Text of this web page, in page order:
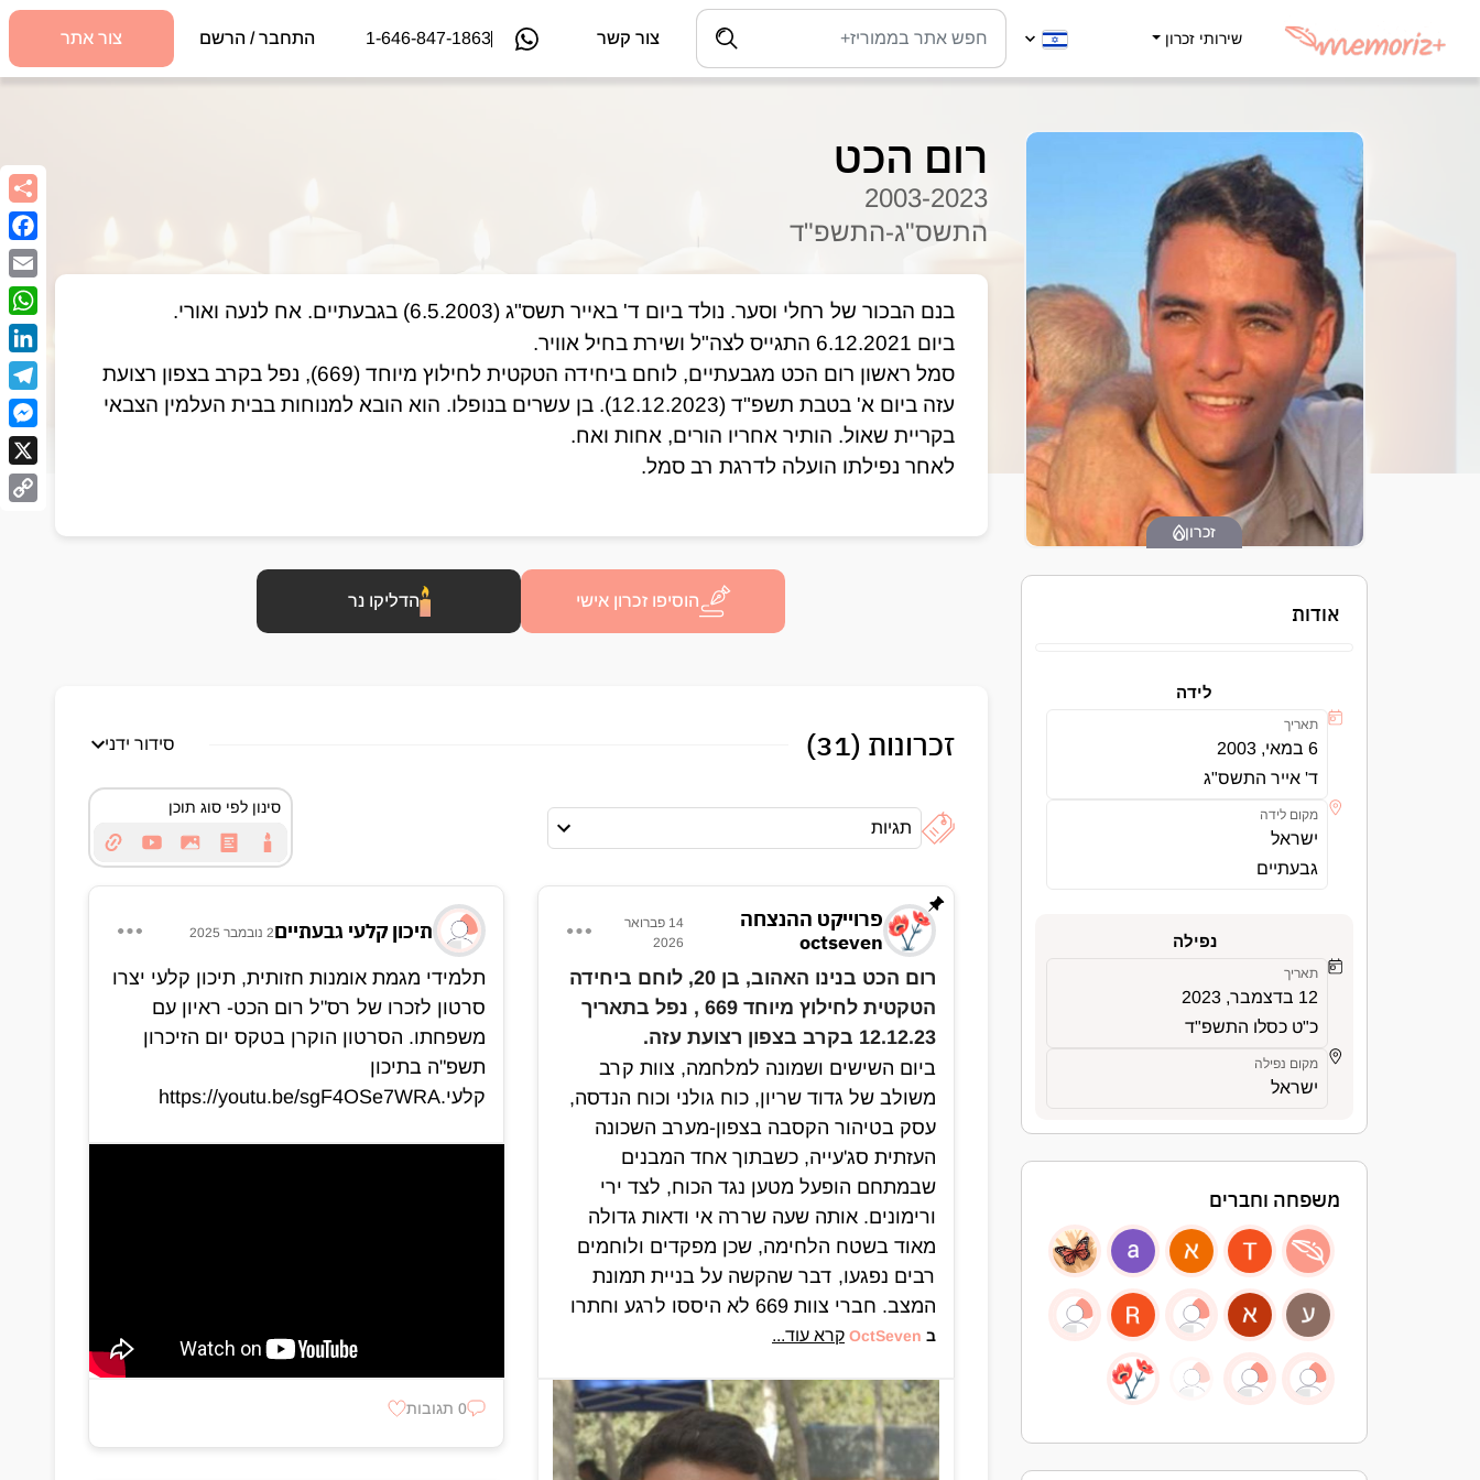
שירותי זכרון צור קשר 1-646-847-1863 התחבר / הרשם צור אתר
זכרון
אודות
לידה
תאריך
6 במאי, 2003
ד' אייר התשס"ג
מקום לידה
ישראל
גבעתיים
נפילה
תאריך
12 בדצמבר, 2023
כ"ט כסלו התשפ"ד
מקום נפילה
ישראל
משפחה וחברים
רום הכט
2003-2023
התשס"ג-התשפ"ד
בנם הבכור של רחלי וסער. נולד ביום ד' באייר תשס"ג (6.5.2003) בגבעתיים. אח לנעה ואורי.
ביום 6.12.2021 התגייס לצה"ל ושירת בחיל אוויר.
בקריית שאול. הותיר אחריו הורים, אחות ואח.
לאחר נפילתו הועלה לדרגת רב סמל.
הוסיפו זכרון אישי הדליקו נר
זכרונות (31) סידור ידני
תגיות
סינון לפי סוג תוכן
פרוייקט ההנצחה
octseven
14 פברואר
2026
רום הכט בנינו האהוב, בן 20, לוחם ביחידה
הטקטית לחילוץ מיוחד 669 , נפל בתאריך
12.12.23 בקרב בצפון רצועת עזה.
ביום השישים ושמונה למלחמה, צוות קרב
משולב של גדוד שריון, כוח גולני וכוח הנדסה,
עסק בטיהור הקסבה בצפון-מערב השכונה
העזתית סג'עייה, כשבתוך אחד המבנים
שבמתחם הופעל מטען נגד הכוח, לצד ירי
ורימונים. אותה שעה שררה אי ודאות גדולה
מאוד בשטח הלחימה, שכן מפקדים ולוחמים
רבים נפגעו, דבר שהקשה על בניית תמונת
המצב. חברי צוות 669 לא היססו לרגע וחתרו
למגע. רום שהיה בתפקיד קשר, כשעל גבו
במשימת חילוץ מורכבת זו במטרה להציל
חיים, ושם לצערנו מצא את מותו.
לרום היה ברור בשלב מאוד מוקדם כי הוא
ב OctSeven קרא עוד...
תיכון קלעי גבעתיים2 נובמבר 2025
תלמידי מגמת אומנות חזותית, תיכון קלעי יצרו
סרטון לזכרו של רס"ל רום הכט- ראיון עם
משפחתו. הסרטון הוקרן בטקס יום הזיכרון
תשפ"ה בתיכון
קלעי.https://youtu.be/sgF4OSe7WRA
0 תגובות
X